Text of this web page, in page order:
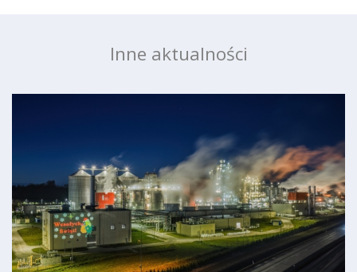
Inne aktualności